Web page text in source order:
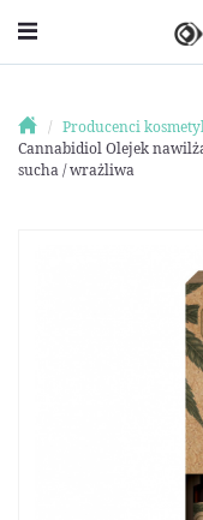
Producenci
Cannabidiol Olejek
sucha / wrażliwa